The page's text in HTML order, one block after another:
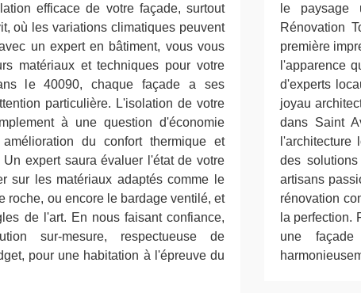
efficace de votre façade, surtout
où les variations climatiques peuvent
un expert en bâtiment, vous vous
matériaux et techniques pour votre
le 40090, chaque façade a ses
particulière. L'isolation de votre
à une question d'économie
du confort thermique et
expert saura évaluer l'état de votre
sur les matériaux adaptés comme le
roche, ou encore le bardage ventilé, et
de l'art. En nous faisant confiance,
sur-mesure, respectueuse de
pour une habitation à l'épreuve du
le paysage
Rénovation
première
l'apparence
d'experts
joyau
dans Saint
des
artisans
rénovation
la perfection.
une